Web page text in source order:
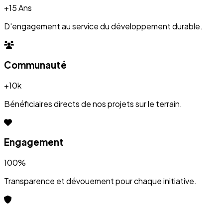
Expertise
Experts mobilisés pour le développement local.
Nos Réalisations
Projets qui transforment des vies